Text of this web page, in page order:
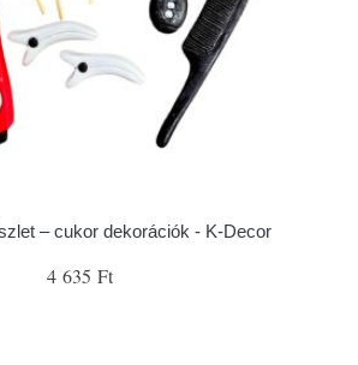
– cukor dekorációk - K-Decor
4 635 Ft